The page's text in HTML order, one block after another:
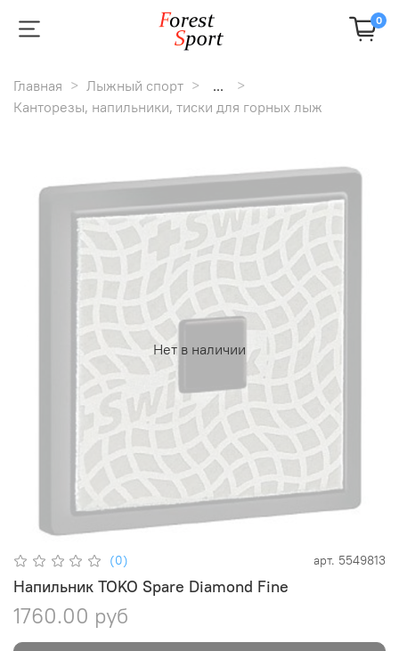
0
Главная Лыжный спорт
...
Канторезы, напильники, тиски для горных лыж
Нет в наличии
(0) арт. 5549813
Напильник TOKO Spare Diamond Fine
1760.00 руб